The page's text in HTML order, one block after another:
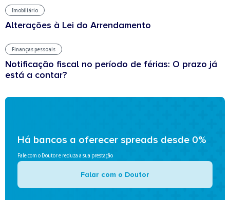
Imobiliário
Alterações à Lei do Arrendamento
Finanças pessoais
Notificação fiscal no período de férias: O prazo já
está a contar?
Há bancos a oferecer spreads desde 0%
Fale com o Doutor e reduza a sua prestação
Falar com o Doutor